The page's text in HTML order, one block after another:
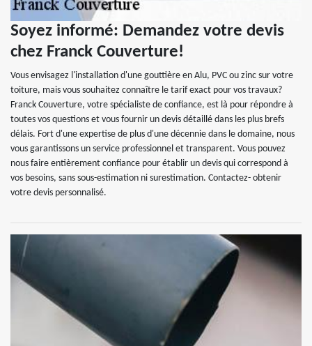
Soyez informé: Demandez votre devis
chez Franck Couverture!
Vous envisagez l'installation d'une gouttière en Alu, PVC ou zinc sur votre
toiture, mais vous souhaitez connaître le tarif exact pour vos travaux?
Franck Couverture, votre spécialiste de confiance, est là pour répondre à
toutes vos questions et vous fournir un devis détaillé dans les plus brefs
délais. Fort d'une expertise de plus d'une décennie dans le domaine, nous
vous garantissons un service professionnel et transparent. Vous pouvez
nous faire entièrement confiance pour établir un devis qui correspond à
vos besoins, sans sous-estimation ni surestimation. Contactez- obtenir
votre devis personnalisé.